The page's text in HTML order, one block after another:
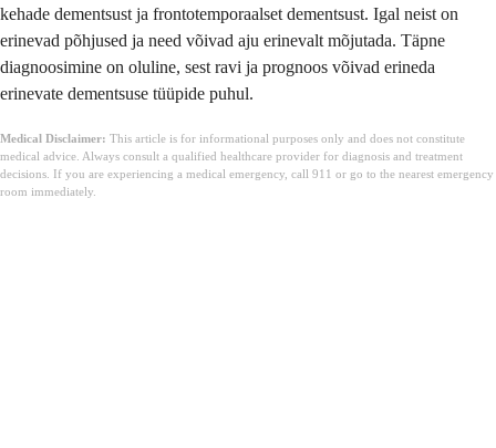
kehade dementsust ja frontotemporaalset dementsust. Igal neist on
erinevad põhjused ja need võivad aju erinevalt mõjutada. Täpne
diagnoosimine on oluline, sest ravi ja prognoos võivad erineda
erinevate dementsuse tüüpide puhul.
Medical Disclaimer: This article is for informational purposes only and does not constitute
medical advice. Always consult a qualified healthcare provider for diagnosis and treatment
decisions. If you are experiencing a medical emergency, call 911 or go to the nearest emergency
room immediately.